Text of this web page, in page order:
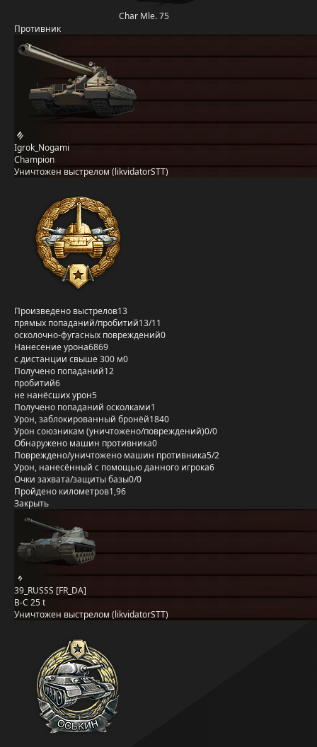
Char Mle. 75
Противник
Igrok_Nogami
Champion
Уничтожен выстрелом (likvidatorSTT)
Произведено выстрелов13
прямых попаданий/пробитий13/11
осколочно-фугасных повреждений0
Нанесение урона6869
с дистанции свыше 300 м0
Получено попаданий12
пробитий6
не нанёсших урон5
Получено попаданий осколками1
Урон, заблокированный бронёй1840
Урон союзникам (уничтожено/повреждений)0/0
Обнаружено машин противника0
Повреждено/уничтожено машин противника5/2
Урон, нанесённый с помощью данного игрока6
Очки захвата/защиты базы0/0
Пройдено километров1,96
Закрыть
39_RUSSS [FR_DA]
B-C 25 t
Уничтожен выстрелом (likvidatorSTT)